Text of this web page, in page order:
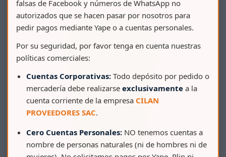
falsas de Facebook y números de WhatsApp no
autorizados que se hacen pasar por nosotros para
pedir pagos mediante Yape o a cuentas personales.
Por su seguridad, por favor tenga en cuenta nuestras
políticas comerciales:
Cuentas Corporativas: Todo depósito por pedido o
mercadería debe realizarse exclusivamente a la
cuenta corriente de la empresa CILAN
PROVEEDORES SAC.
Cero Cuentas Personales: NO tenemos cuentas a
nombre de personas naturales (ni de hombres ni de